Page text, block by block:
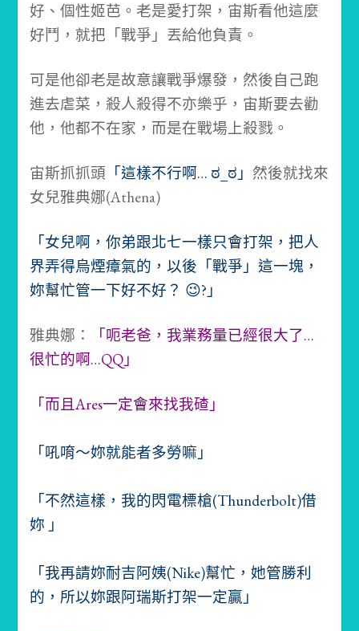
好、個性姬芭。 老是愛打架，宙斯看他這麼
好鬥，就把「戰爭」丟給他負責。
可是他卻老是故意讓戰爭爆發，然後自己跑
進去虐菜，殺人殺得不亦樂乎，宙斯要去勸
他，他都不在家，而是在戰場上殺戮。
宙斯抓抓頭 「這樣不行啊… ಠ_ಠ」 然後就找來
女兒雅典娜(Athena)
「女兒啊，你弟跟北七一樣只會打架，把人
界弄得烏煙瘴氣的，以後「戰爭」這一塊，
妳幫忙管一下好不好？ 😉?」
雅典娜：
「呃老爸，我業務量已經很大了…
很忙的啊…QQ」
「而且Ares一定會來找我碴」
「吼唷～妳就能者多勞嘛」
「不然這樣，我的閃電標槍(Thunderbolt)借
妳 」
「我再請妳耐吉阿姨(Nike)幫忙，她管勝利
的，所以妳跟阿瑞斯打架一定贏」